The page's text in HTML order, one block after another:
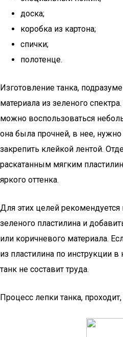
доска;
коробка из картона;
спички;
полотенце.
Изготовление танка,
материала из зеленого
можно воспользоваться
она была прочней, в нее,
закрепить клейкой лентой.
раскатанным мягким
яркого оттенка.
Для этих целей
зеленого пластилина и
или коричневого материала.
из пластилина по инструкции в
танк не составит труда.
Процесс лепки танка, проходит,